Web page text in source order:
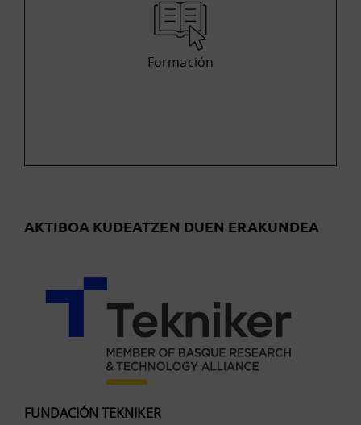
Formación
AKTIBOA KUDEATZEN DUEN ERAKUNDEA
FUNDACIÓN TEKNIKER